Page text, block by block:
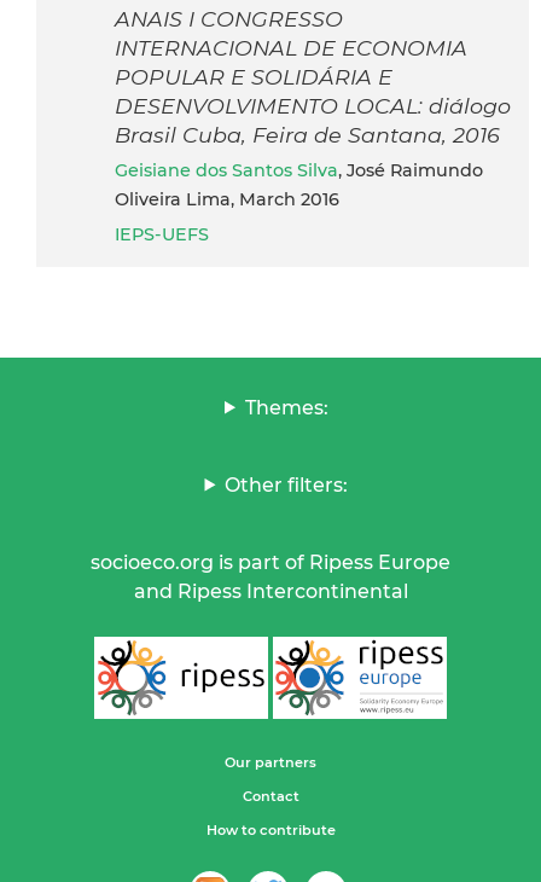
ANAIS I CONGRESSO
INTERNACIONAL DE ECONOMIA
POPULAR E SOLIDÁRIA E
DESENVOLVIMENTO LOCAL: diálogo
Brasil Cuba, Feira de Santana, 2016
Geisiane dos Santos Silva, José Raimundo
Oliveira Lima, March 2016
IEPS-UEFS
Themes:
Other filters:
socioeco.org is part of Ripess Europe
and Ripess Intercontinental
Our partners
Contact
How to contribute